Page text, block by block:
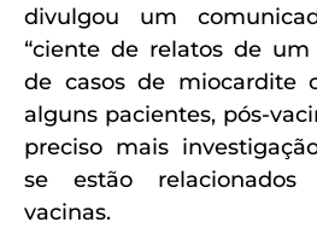
divulgou um
“ciente de relatos de
de casos de miocardite
alguns pacientes, pós-
preciso mais
se estão relacionados
vacinas.